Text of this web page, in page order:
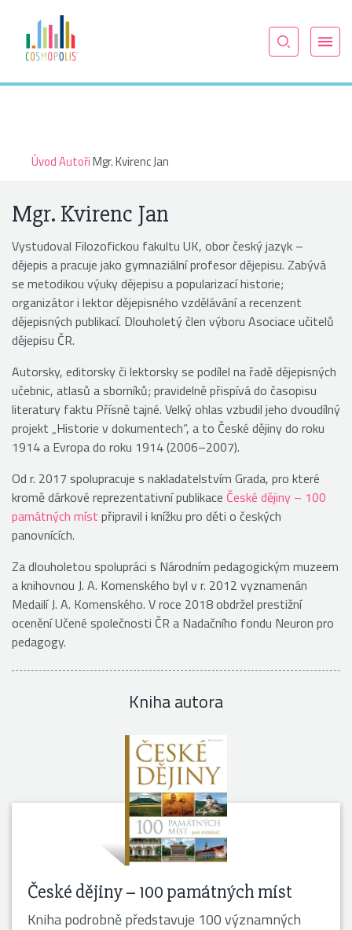
ÚvodAutořiMgr. Kvirenc Jan
Mgr. Kvirenc Jan
Vystudoval Filozofickou fakultu UK, obor český jazyk –
dějepis a pracuje jako gymnaziální profesor dějepisu. Zabývá
se metodikou výuky dějepisu a popularizací historie;
organizátor i lektor dějepisného vzdělávání a recenzent
dějepisných publikací. Dlouholetý člen výboru Asociace učitelů
dějepisu ČR.
Autorsky, editorsky či lektorsky se podílel na řadě dějepisných
učebnic, atlasů a sborníků; pravidelně přispívá do časopisu
literatury faktu Přísně tajné. Velký ohlas vzbudil jeho dvoudílný
projekt „Historie v dokumentech“, a to České dějiny do roku
1914 a Evropa do roku 1914 (2006–2007).
Od r. 2017 spolupracuje s nakladatelstvím Grada, pro které
kromě dárkové reprezentativní publikace České dějiny – 100
památných míst připravil i knížku pro děti o českých
panovnících.
Za dlouholetou spolupráci s Národním pedagogickým muzeem
a knihovnou J. A. Komenského byl v r. 2012 vyznamenán
Medailí J. A. Komenského. V roce 2018 obdržel prestižní
ocenění Učené společnosti ČR a Nadačního fondu Neuron pro
pedagogy.
Kniha autora
České dějiny – 100 památných míst
Kniha podrobně představuje 100 významných